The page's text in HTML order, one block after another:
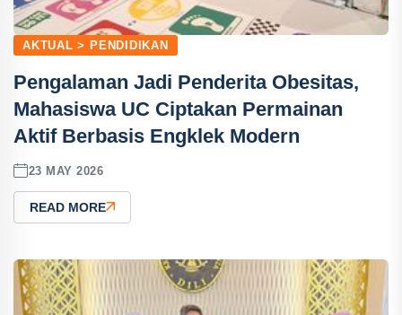
AKTUAL > PENDIDIKAN
Pengalaman Jadi Penderita Obesitas,
Mahasiswa UC Ciptakan Permainan
Aktif Berbasis Engklek Modern
23 MAY 2026
READ MORE